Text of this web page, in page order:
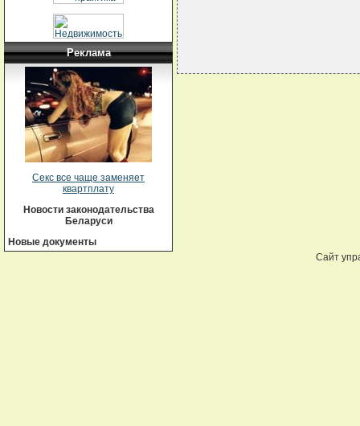
Реклама
Секс все чаще заменяет
квартплату
Новости законодательства
Беларуси
Новые документы
Сайт